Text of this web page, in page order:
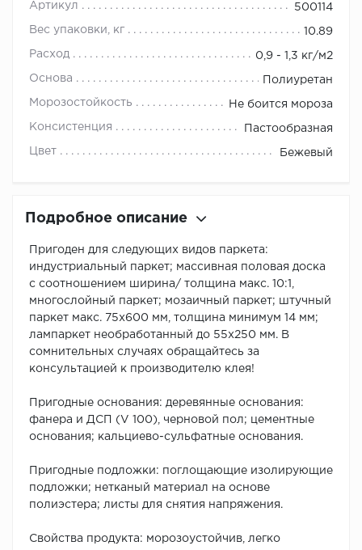
Артикул 500114
Вес упаковки, кг 10.89
Расход 0,9 - 1,3 кг/м2
Основа Полиуретан
Морозостойкость Не боится мороза
Консистенция Пастообразная
Цвет Бежевый
Подробное описание
Пригоден для следующих видов паркета:
индустриальный паркет; массивная половая доска
с соотношением ширина/ толщина макс. 10:1,
многослойный паркет; мозаичный паркет; штучный
паркет макс. 75х600 мм, толщина минимум 14 мм;
лампаркет необработанный до 55х250 мм. В
сомнительных случаях обращайтесь за
консультацией к производителю клея!
Пригодные основания: деревянные основания:
фанера и ДСП (V 100), черновой пол; цементные
основания; кальциево-сульфатные основания.
Пригодные подложки: поглощающие изолирующие
подложки; нетканый материал на основе
полиэстера; листы для снятия напряжения.
Свойства продукта: морозоустойчив, легко